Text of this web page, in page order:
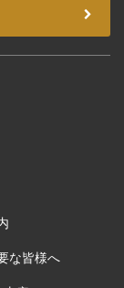
な皆様へ